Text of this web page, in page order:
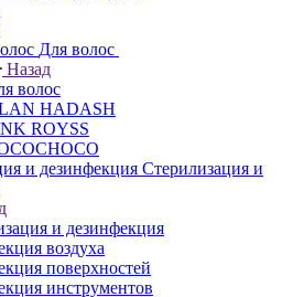
Для волос
Назад
волос
HADASH
ROYSS
Стерилизация и
и дезинфекция
воздуха
поверхностей
инструментов